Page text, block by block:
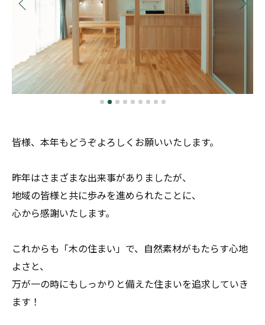
皆様、本年もどうぞよろしくお願いいたします。
昨年はさまざまな出来事がありましたが、
地域の皆様と共に歩みを進められたことに、
心から感謝いたします。
これからも「木の住まい」で、自然素材がもたらす心地
よさと、
万が一の時にもしっかりと備えた住まいを追求していき
ます！